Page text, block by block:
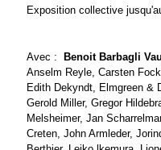
Exposition collective
Avec : Benoit Barbagli
Anselm Reyle, Carsten
Edith Dekyndt, Elmgreen &
Gerold Miller, Gregor
Melsheimer, Jan
Creten, John Armleder,